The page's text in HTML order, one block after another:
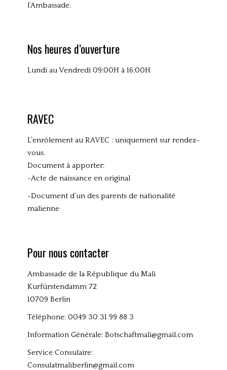
l’Ambassade.
Nos heures d’ouverture
Lundi au Vendredi 09:00H à 16:00H
RAVEC
L’enrôlement au RAVEC : uniquement sur rendez-
vous.
Document à apporter:
-Acte de naissance en original
-Document d’un des parents de nationalité
malienne
Pour nous contacter
Ambassade de la République du Mali
Kurfürstendamm 72
10709 Berlin
Téléphone: 0049 30 31 99 88 3
Information Générale: Botschaftmali@gmail.com
Service Consulaire:
Consulatmaliberlin@gmail.com